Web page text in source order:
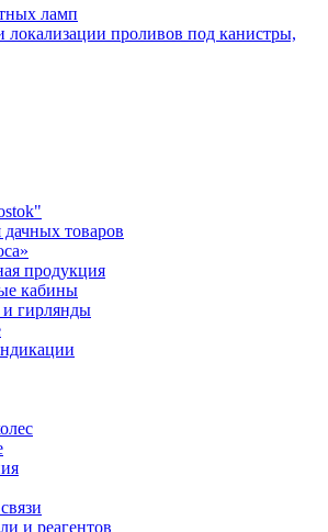
ламп
локализации проливов под канистры,
товаров
продукция
кабины
гирлянды
и реагентов